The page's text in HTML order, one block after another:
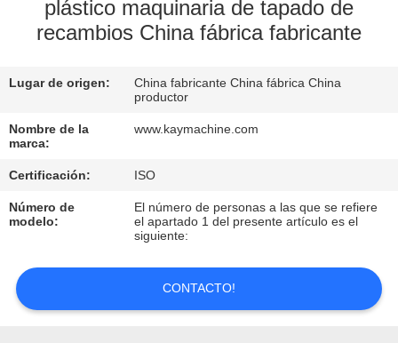
CONTROL
CALIDAD
CONTACTO
NOTICIAS
SOLICITAR
UNA
COTIZACIÓN
plástico maquinaria de tapado de
recambios China fábrica fabricante
Lugar de origen:
China fabricante China fábrica China
productor
Nombre de la
marca:
www.kaymachine.com
Certificación: ISO
Número de
modelo:
El número de personas a las que se refiere
el apartado 1 del presente artículo es el
siguiente:
CONTACTO!